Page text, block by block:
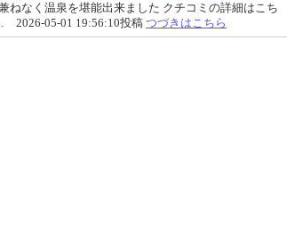
ねなく温泉を堪能出来ました クチコミの詳細はこち
2026-05-01 19:56:10投稿 つづきはこちら